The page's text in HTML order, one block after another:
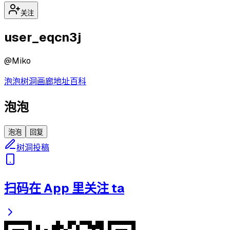
关注
user_eqcn3j
@Miko
泡泡树洞画廊地址百科
泡泡
泡泡 回复
树洞投稿
扫码在 App 里关注 ta